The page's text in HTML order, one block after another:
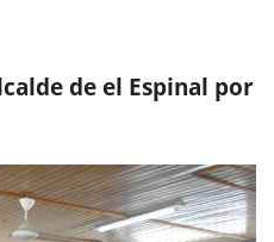
de el Espinal por